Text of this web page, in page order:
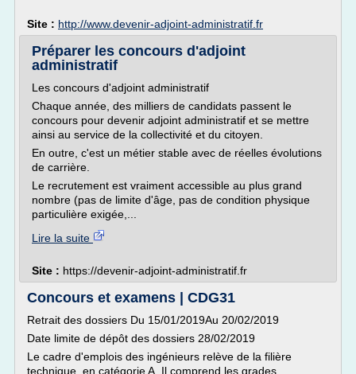
Site : http://www.devenir-adjoint-administratif.fr
Préparer les concours d'adjoint
administratif
Les concours d'adjoint administratif
Chaque année, des milliers de candidats passent le
concours pour devenir adjoint administratif et se mettre
ainsi au service de la collectivité et du citoyen.
En outre, c'est un métier stable avec de réelles évolutions
de carrière.
Le recrutement est vraiment accessible au plus grand
nombre (pas de limite d'âge, pas de condition physique
particulière exigée,...
Lire la suite
Site : https://devenir-adjoint-administratif.fr
Concours et examens | CDG31
Retrait des dossiers Du 15/01/2019Au 20/02/2019
Date limite de dépôt des dossiers 28/02/2019
Le cadre d'emplois des ingénieurs relève de la filière
technique, en catégorie A. Il comprend les grades